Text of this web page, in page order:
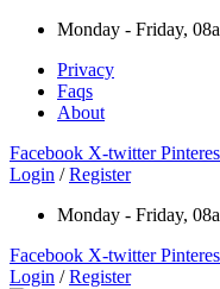
Monday - Friday,
Privacy
Faqs
About
Facebook X-twitter
Login / Register
Monday - Friday,
Facebook X-twitter
Login / Register